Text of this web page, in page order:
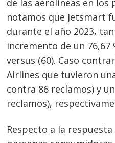
de las aerolíneas en los
notamos que Jetsmart
durante el año 2023,
incremento de un 76,67
versus (60). Caso
Airlines que tuvieron
contra 86 reclamos) y
reclamos),
Respecto a la